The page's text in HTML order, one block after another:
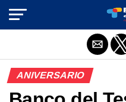
ANIVERSARIO
Salir de